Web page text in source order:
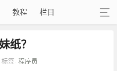
教程 栏目
纸？
标签: 程序员